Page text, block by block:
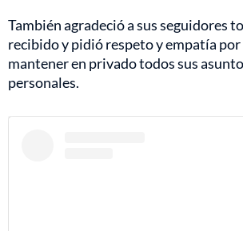
También agradeció a sus seguidores
recibido y pidió respeto y empatía por
mantener en privado todos sus
personales.